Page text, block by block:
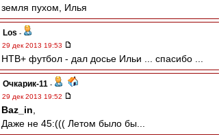
земля пухом, Илья
Los -
29 дек 2013 19:53
НТВ+ футбол - дал досье Ильи ... спасибо ...
Очкарик-11 -
29 дек 2013 19:52
Baz_in
Даже не 45:((( Летом было бы...